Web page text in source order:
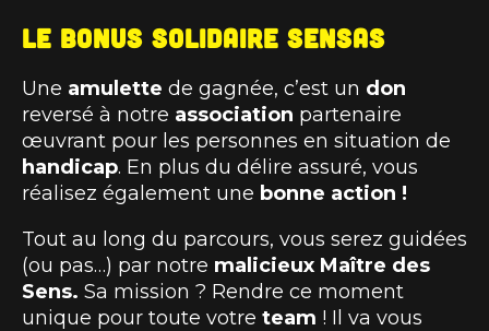
Le Bonus solidaire SENSAS
Une amulette de gagnée, c’est un don
reversé à notre association partenaire
œuvrant pour les personnes en situation de
handicap. En plus du délire assuré, vous
réalisez également une bonne action !
Tout au long du parcours, vous serez guidées
(ou pas…) par notre malicieux Maître des
Sens. Sa mission ? Rendre ce moment
unique pour toute votre team ! Il va vous